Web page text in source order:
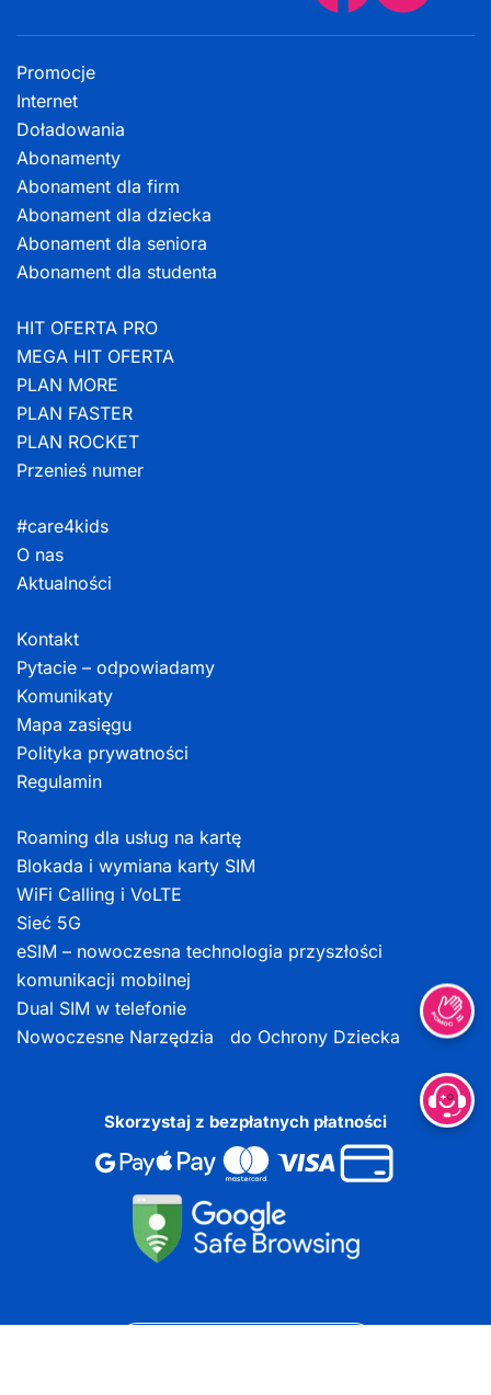
Promocje
Internet
Doładowania
Abonamenty
Abonament dla firm
Abonament dla dziecka
Abonament dla seniora
Abonament dla studenta
HIT OFERTA PRO
MEGA HIT OFERTA
PLAN MORE
PLAN FASTER
PLAN ROCKET
Przenieś numer
#care4kids
O nas
Aktualności
Kontakt
Pytacie – odpowiadamy
Komunikaty
Mapa zasięgu
Polityka prywatności
Regulamin
Roaming dla usług na kartę
Blokada i wymiana karty SIM
WiFi Calling i VoLTE
Sieć 5G
eSIM – nowoczesna technologia przyszłości
komunikacji mobilnej
Dual SIM w telefonie
Nowoczesne Narzędzia do Ochrony Dziecka
Skorzystaj z bezpłatnych płatności